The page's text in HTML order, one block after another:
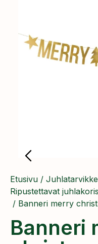
Etusivu /
Ripustettavat
/ Banneri merry
Banneri